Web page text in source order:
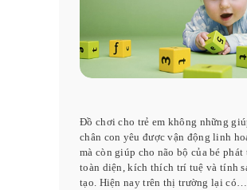
Đồ chơi cho trẻ em không những
chân con yêu được vận động linh
mà còn giúp cho não bộ của bé phát
toàn diện, kích thích trí tuệ và tính
tạo. Hiện nay trên thị trường lại có…